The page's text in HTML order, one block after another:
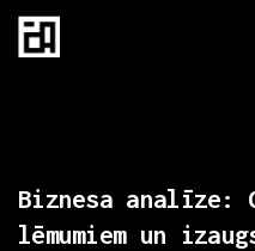
Biznesa analīze:
lēmumiem un